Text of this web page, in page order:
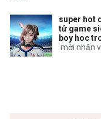
super hot
tử game
boy hoc
mời nhấn